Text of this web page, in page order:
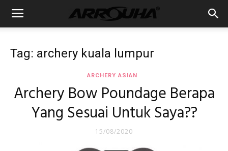
Tag: archery kuala lumpur
ARCHERY ASIAN
Archery Bow Poundage Berapa
Yang Sesuai Untuk Saya??
15/08/2020